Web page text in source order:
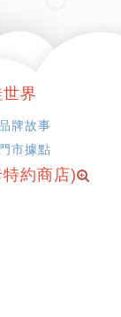
界
牌故事
門市據點
約商店)